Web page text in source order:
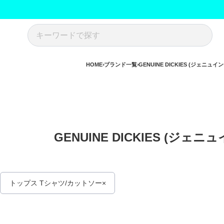
HOME ブランド一覧 GENUINE DICKIES (ジェニュイ
GENUINE DICKIES (ジェニ
トップス Tシャツ/カットソー